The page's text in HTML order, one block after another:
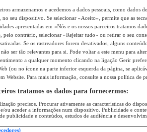
armazenamos e acedemos a dados pessoais, como dados
seu dispositivo. Se selecionar «Aceito», permite que as
apresentadas em «Nós e os nossos parceiros tratamos
pelo contrário, selecionar «Rejeitar tudo» ou retirar o seu
Se os rastreadores forem desativados, alguns
ser tão relevantes para si. Pode voltar a este menu para
a qualquer momento clicando na ligação Gerir
(ou no ícone na parte inferior esquerda da página, se
Website. Para mais informação, consulte a nossa política de
tratamos os dados para fornecermos:
precisos. Procurar ativamente as características do
ou aceder a informações num dispositivo. Publicidade e
publicidade e conteúdos, estudos de audiência e